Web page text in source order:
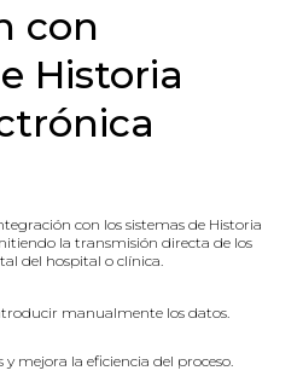
con
Historia
con los sistemas de Historia
la transmisión directa de los
del hospital o clínica.
manualmente los datos.
y mejora la eficiencia del proceso.